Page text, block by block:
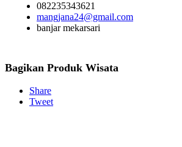
082235343621
mangjana24@gmail.com
banjar mekarsari
Bagikan Produk Wisata
Share
Tweet